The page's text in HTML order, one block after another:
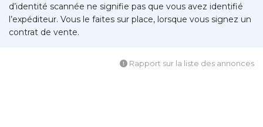
d’identité scannée ne signifie pas que vous avez identifié
l’expéditeur. Vous le faites sur place, lorsque vous signez un
contrat de vente.
Rapport sur la liste des annonces